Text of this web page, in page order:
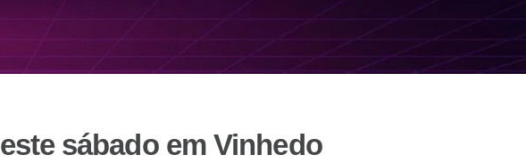
sábado em Vinhedo